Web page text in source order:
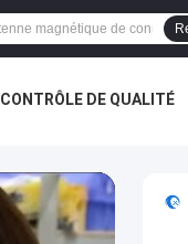
CONTRÔLE DE QUALITÉ